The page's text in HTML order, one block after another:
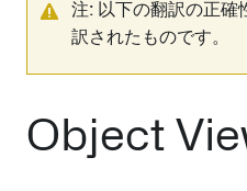
注: 以下の翻訳の正確
訳されたものです。
Object